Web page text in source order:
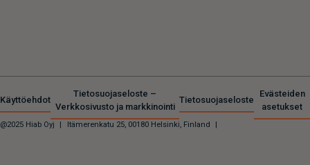
@2025 Hiab Oyj | Itämerenkatu 25, 00180 Helsinki, Finland |
Käyttöehdot
Tietosuojaseloste –
Verkkosivusto ja markkinointi
Tietosuojaseloste
Evästeiden
asetukset